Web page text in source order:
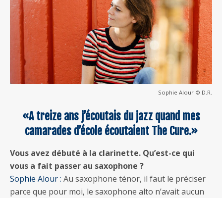
Sophie Alour © D.R.
«A treize ans j’écoutais du jazz quand mes
camarades d’école écoutaient The Cure.»
Vous avez débuté à la clarinette. Qu’est-ce qui
vous a fait passer au saxophone ?
Sophie Alour : Au saxophone ténor, il faut le préciser
parce que pour moi, le saxophone alto n’avait aucun